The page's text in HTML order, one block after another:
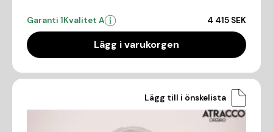
Garanti 1Kvalitet A 4 415 SEK
Lägg i varukorgen
Lägg till i önskelista